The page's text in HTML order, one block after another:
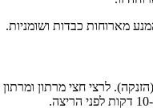
מארוחות כבדות ושומניות.
לרצי חצי מרתון ומרתון